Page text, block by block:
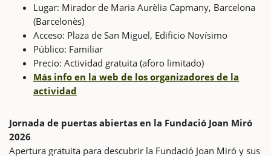
Lugar: Mirador de Maria Aurèlia Capmany, Barcelona
(Barcelonès)
Acceso: Plaza de San Miguel, Edificio Novísimo
Público: Familiar
Precio: Actividad gratuita (aforo limitado)
Más info en la web de los organizadores de la
actividad
Jornada de puertas abiertas en la Fundació Joan Miró
2026
Apertura gratuita para descubrir la Fundació Joan Miró y sus